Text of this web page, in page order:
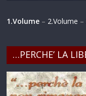
1.Volume – 2.Volume –
…PERCHE’ LA